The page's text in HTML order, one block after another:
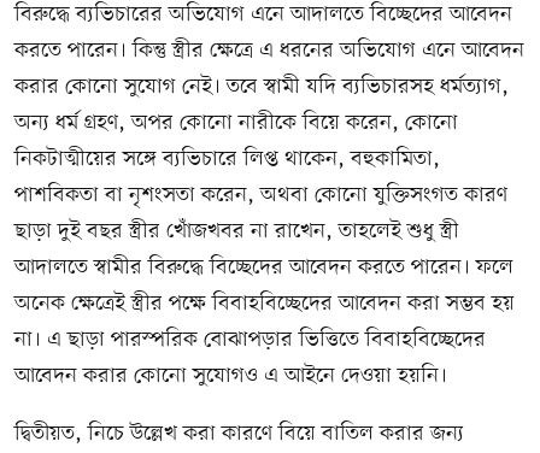
বিরুদ্ধে ব্যভিচারের অভিযোগ এনে আদালতে বিচ্ছেদের আবেদন
করতে পারেন। কিন্তু স্ত্রীর ক্ষেত্রে এ ধরনের অভিযোগ এনে আবেদন
করার কোনো সুযোগ নেই। তবে স্বামী যদি ব্যভিচারসহ ধর্মত্যাগ,
অন্য ধর্ম গ্রহণ, অপর কোনো নারীকে বিয়ে করেন, কোনো
নিকটাত্মীয়ের সঙ্গে ব্যভিচারে লিপ্ত থাকেন, বহুকামিতা,
পাশবিকতা বা নৃশংসতা করেন, অথবা কোনো যুক্তিসংগত কারণ
ছাড়া দুই বছর স্ত্রীর খোঁজখবর না রাখেন, তাহলেই শুধু স্ত্রী
আদালতে স্বামীর বিরুদ্ধে বিচ্ছেদের আবেদন করতে পারেন। ফলে
অনেক ক্ষেত্রেই স্ত্রীর পক্ষে বিবাহবিচ্ছেদের আবেদন করা সম্ভব হয়
না। এ ছাড়া পারস্পরিক বোঝাপড়ার ভিত্তিতে বিবাহবিচ্ছেদের
আবেদন করার কোনো সুযোগও এ আইনে দেওয়া হয়নি।
দ্বিতীয়ত, নিচে উল্লেখ করা কারণে বিয়ে বাতিল করার জন্য